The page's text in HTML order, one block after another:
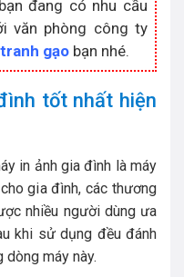
đang có nhu cầu
văn phòng công ty
gạo bạn nhé.
tốt nhất hiện
in ảnh gia đình là máy
gia đình, các thương
nhiều người dùng ưa
khi sử dụng đều đánh
máy này.